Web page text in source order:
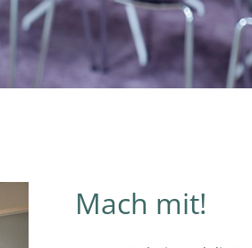
Mach mit!